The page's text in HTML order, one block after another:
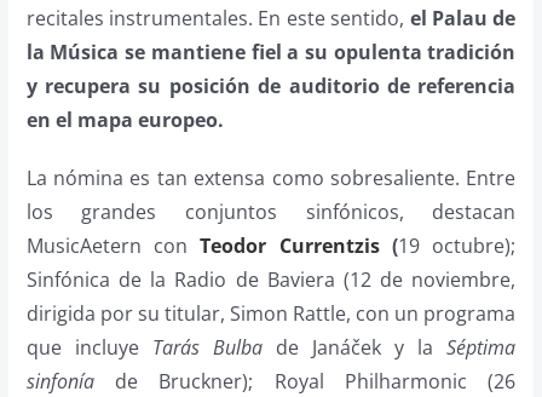
recitales instrumentales. En este sentido, el Palau de
la Música se mantiene fiel a su opulenta tradición
y recupera su posición de auditorio de referencia
en el mapa europeo.
La nómina es tan extensa como sobresaliente. Entre
los grandes conjuntos sinfónicos, destacan
MusicAetern con Teodor Currentzis(19 octubre);
Sinfónica de la Radio de Baviera (12 de noviembre,
dirigida por su titular, Simon Rattle, con un programa
que incluye Tarás Bulba de Janáček y laSéptima
sinfoníade Bruckner); Royal Philharmonic (26